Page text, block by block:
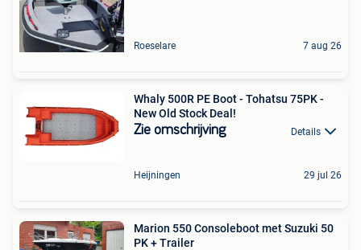
Roeselare 7 aug 26
Whaly 500R PE Boot - Tohatsu 75PK -
New Old Stock Deal!
Zie omschrijving Details
Heijningen 29 jul 26
Marion 550 Consoleboot met Suzuki 50
PK + Trailer